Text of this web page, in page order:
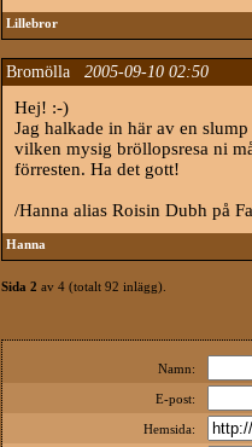
Lillebror
Bromölla 2005-09-10 02:50
Hej! :-)
Jag halkade in här av en
vilken mysig bröllopsresa ni
förresten. Ha det gott!
/Hanna alias Roisin Dubh på
Hanna
Sida 2 av 4 (totalt 92 inlägg).
Namn:
E-post:
Hemsida: